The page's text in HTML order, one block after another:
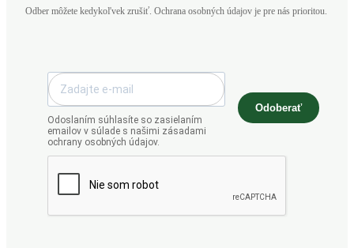
Odber môžete kedykoľvek zrušiť. Ochrana osobných údajov je pre nás prioritou.
Odoslaním súhlasíte so zasielaním
emailov v súlade s našimi zásadami
ochrany osobných údajov.
Odoberať